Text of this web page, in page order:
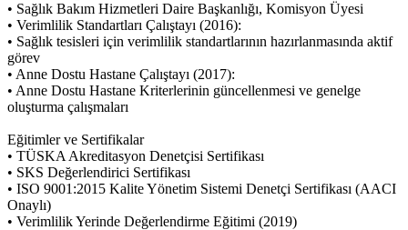
• Sağlık Bakım Hizmetleri Daire Başkanlığı, Komisyon Üyesi
• Verimlilik Standartları Çalıştayı (2016):
• Sağlık tesisleri için verimlilik standartlarının hazırlanmasında aktif
görev
• Anne Dostu Hastane Çalıştayı (2017):
• Anne Dostu Hastane Kriterlerinin güncellenmesi ve genelge
oluşturma çalışmaları
Eğitimler ve Sertifikalar
• TÜSKA Akreditasyon Denetçisi Sertifikası
• SKS Değerlendirici Sertifikası
• ISO 9001:2015 Kalite Yönetim Sistemi Denetçi Sertifikası (AACI
Onaylı)
• Verimlilik Yerinde Değerlendirme Eğitimi (2019)